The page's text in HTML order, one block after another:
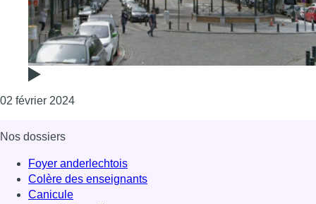
02 février 2024Consulter l'article "Le marché du mardi sur la
Nos dossiers
Foyer anderlechtois
Colère des enseignants
Canicule